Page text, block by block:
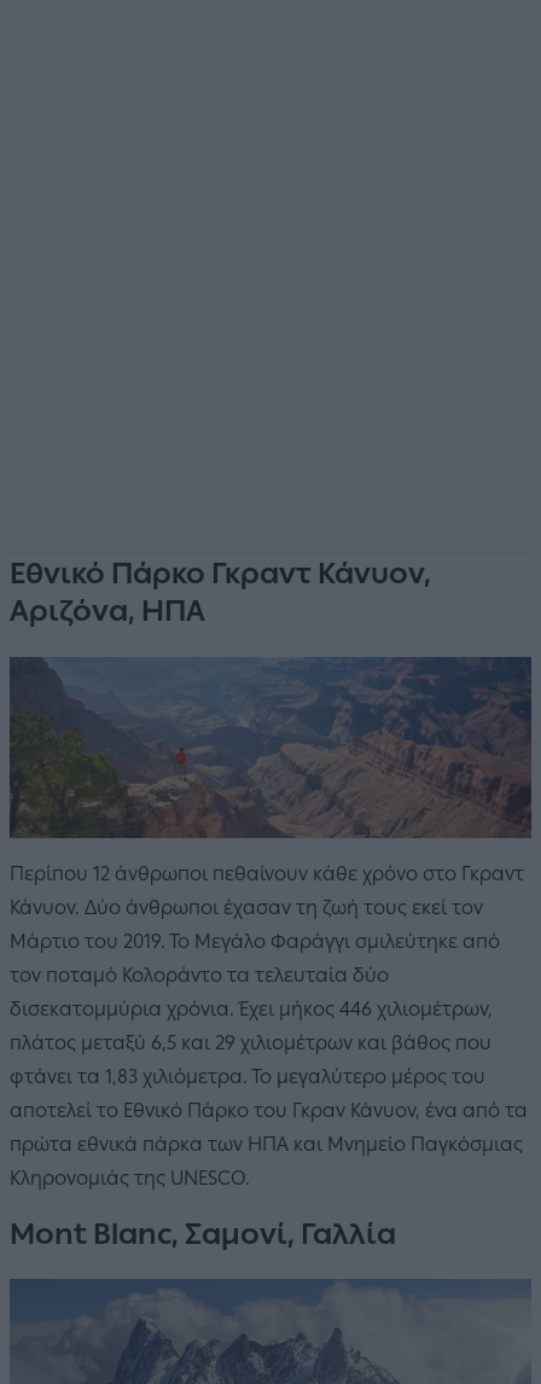
Εθνικό Πάρκο Γκραντ Κάνυον,
Αριζόνα, ΗΠΑ
Περίπου 12 άνθρωποι πεθαίνουν κάθε χρόνο στο Γκραντ
Κάνυον. Δύο άνθρωποι έχασαν τη ζωή τους εκεί τον
Μάρτιο του 2019. Το Μεγάλο Φαράγγι σμιλεύτηκε από
τον ποταμό Κολοράντο τα τελευταία δύο
δισεκατομμύρια χρόνια. Έχει μήκος 446 χιλιομέτρων,
πλάτος μεταξύ 6,5 και 29 χιλιομέτρων και βάθος που
φτάνει τα 1,83 χιλιόμετρα. Το μεγαλύτερο μέρος του
αποτελεί το Εθνικό Πάρκο του Γκραν Κάνυον, ένα από τα
πρώτα εθνικά πάρκα των ΗΠΑ και Μνημείο Παγκόσμιας
Κληρονομιάς της UNESCO.
Mont Blanc, Σαμονί, Γαλλία